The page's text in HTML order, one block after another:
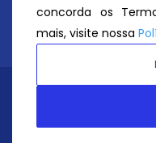
concorda os
mais, visite nossa